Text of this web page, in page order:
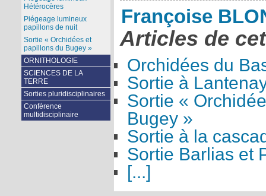
Françoise
Articles de
Orchidées du
Sortie à
Sortie «
Bugey »
Sortie à la
Sortie Barlias et
[...]
Hétérocères
Piégeage lumineux
papillons de nuit
Sortie « Orchidées et
papillons du Bugey »
ORNITHOLOGIE
SCIENCES DE LA
TERRE
Sorties pluridisciplinaires
Conférence
multidisciplinaire